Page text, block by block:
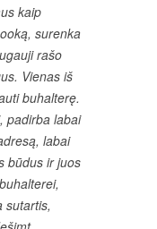
kaip
surenka
rašo
Vienas iš
buhalterę.
padirba labai
labai
būdus ir juos
sutartis,